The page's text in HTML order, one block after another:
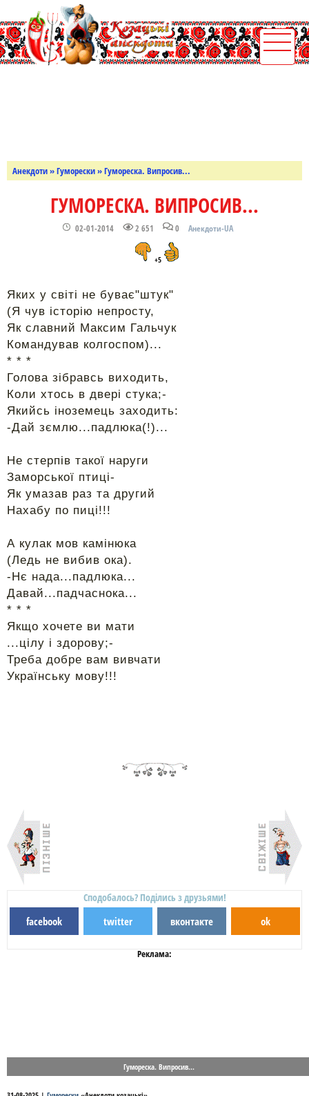
Анекдоти»Гуморески» Гумореска. Випросив...
ГУМОРЕСКА. ВИПРОСИВ...
02-01-2014 2 651 0 Анекдоти-UA
+5
Яких у світі не буває"штук"
(Я чув історію непросту,
Як славний Максим Гальчук
Командував колгоспом)...
* * *
Голова зібравсь виходить,
Коли хтось в двері стука;-
Якийсь іноземець заходить:
-Дай зємлю...падлюка(!)...
Не стерпів такої наруги
Заморської птиці-
Як умазав раз та другий
Нахабу по пиці!!!
А кулак мов камінюка
(Ледь не вибив ока).
-Нє нада...падлюка...
Давай...падчаснока...
* * *
Якщо хочете ви мати
...цілу і здорову;-
Треба добре вам вивчати
Українську мову!!!
Сподобалось? Поділись з друзьями!
facebook twitter вконтакте ok
Реклама:
Гумореска. Випросив...